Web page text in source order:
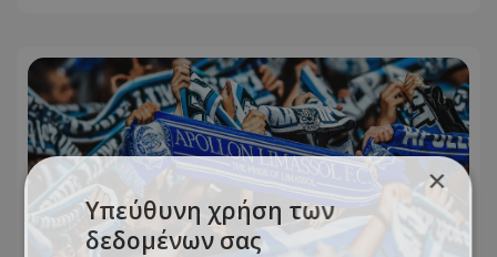
×
Υπεύθυνη χρήση των
δεδομένων σας